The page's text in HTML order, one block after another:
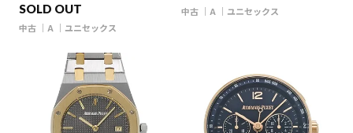
SOLD OUT
中古 A ユニセックス
中古 A ユニセックス